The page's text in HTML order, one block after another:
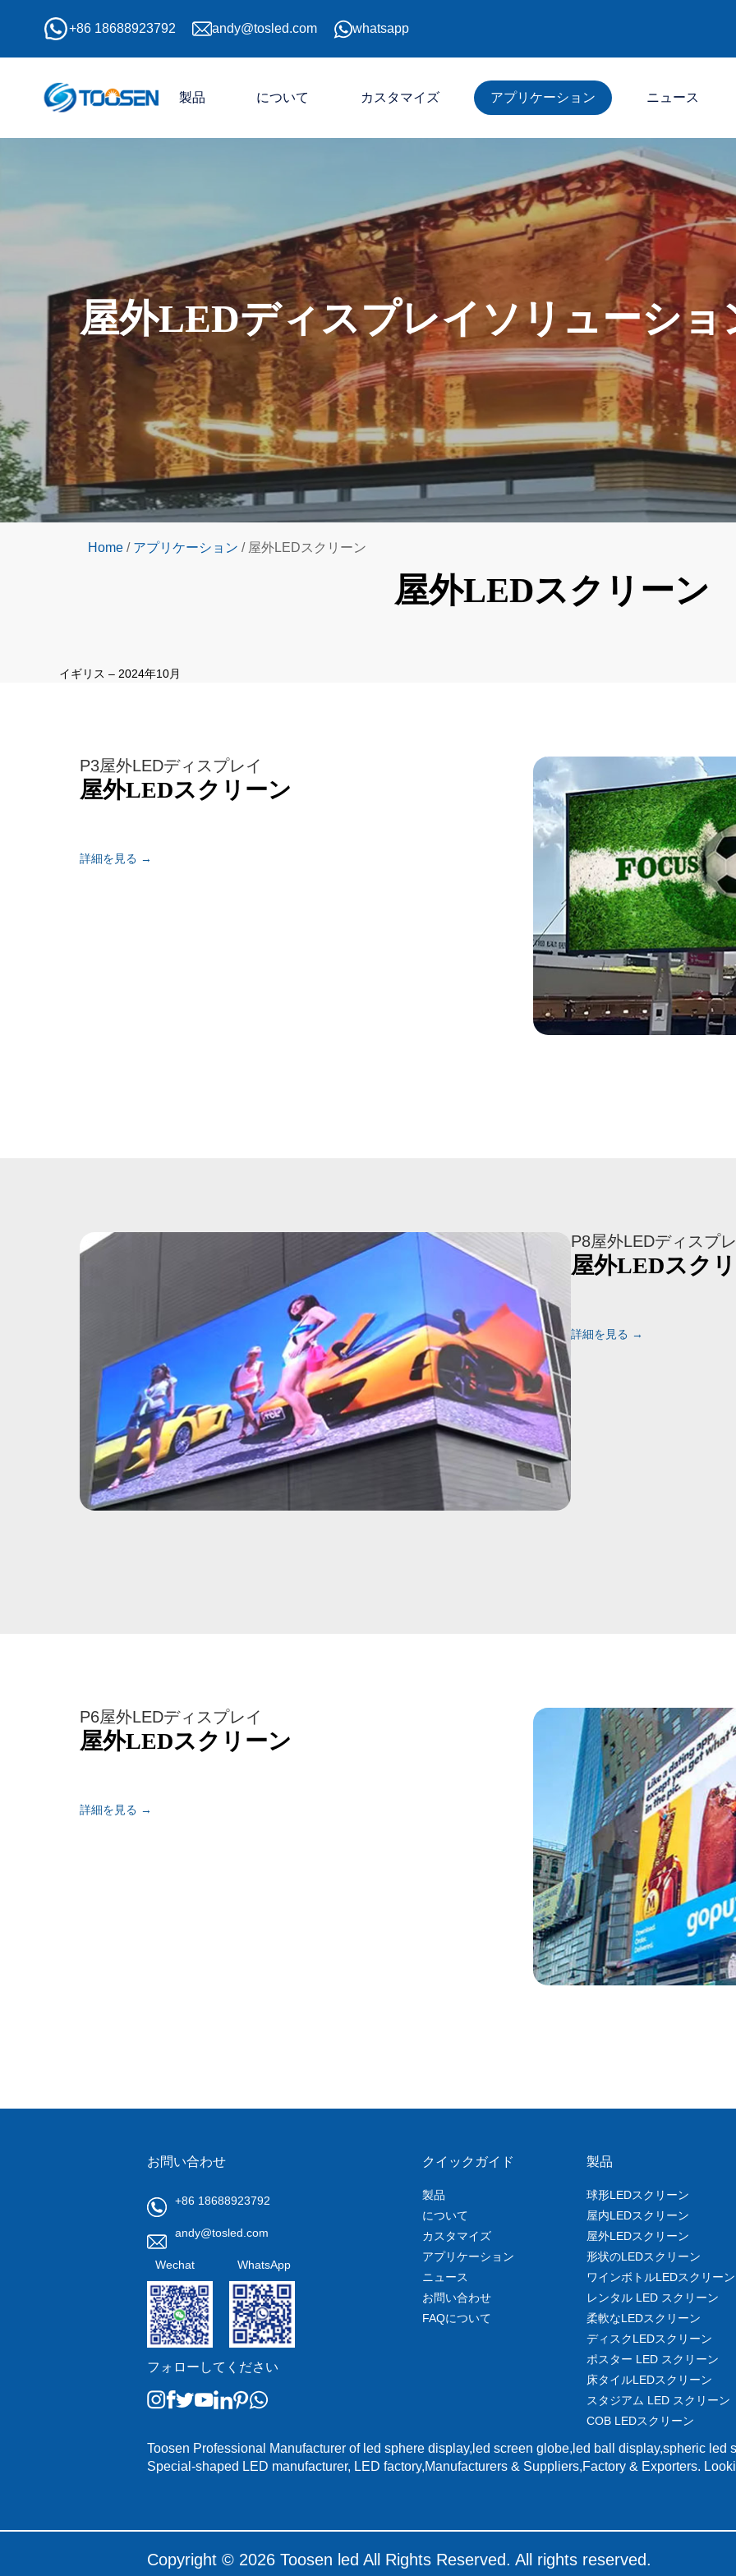
+86 18688923792 andy@tosled.com whatsapp
製品 について カスタマイズ アプリケーション ニュース
会社
産業
展示会
屋外LEDディスプレイソリューショ
Home / アプリケーション / 屋外LEDスクリーン
屋外LEDスクリーン
イギリス – 2024年10月
P3屋外LEDディスプレイ
屋外LEDスクリーン
詳細を見る →
P8屋外LEDディスプ
屋外LEDスク
詳細を見る →
P6屋外LEDディスプレイ
屋外LEDスクリーン
詳細を見る →
お問い合わせ
+86 18688923792
andy@tosled.com
Wechat WhatsApp
フォローしてください
クイックガイド
製品
について
カスタマイズ
アプリケーション
ニュース
お問い合わせ
FAQについて
製品
球形LEDスクリーン
屋内LEDスクリーン
屋外LEDスクリーン
形状のLEDスクリーン
ワインボトルLEDスクリーン
レンタル LED スクリーン
柔軟なLEDスクリーン
ディスクLEDスクリーン
ポスター LED スクリーン
床タイルLEDスクリーン
スタジアム LED スクリーン
COB LEDスクリーン
Toosen Professional Manufacturer of led sphere display,led screen globe,led ball display,spheric led
Special-shaped LED manufacturer, LED factory,Manufacturers & Suppliers,Factory & Exporters.
Copyright © 2026 Toosen led All Rights Reserved. All rights reserved.